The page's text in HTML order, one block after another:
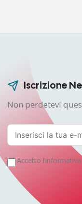
Iscrizione
Non perdetevi
Accetto